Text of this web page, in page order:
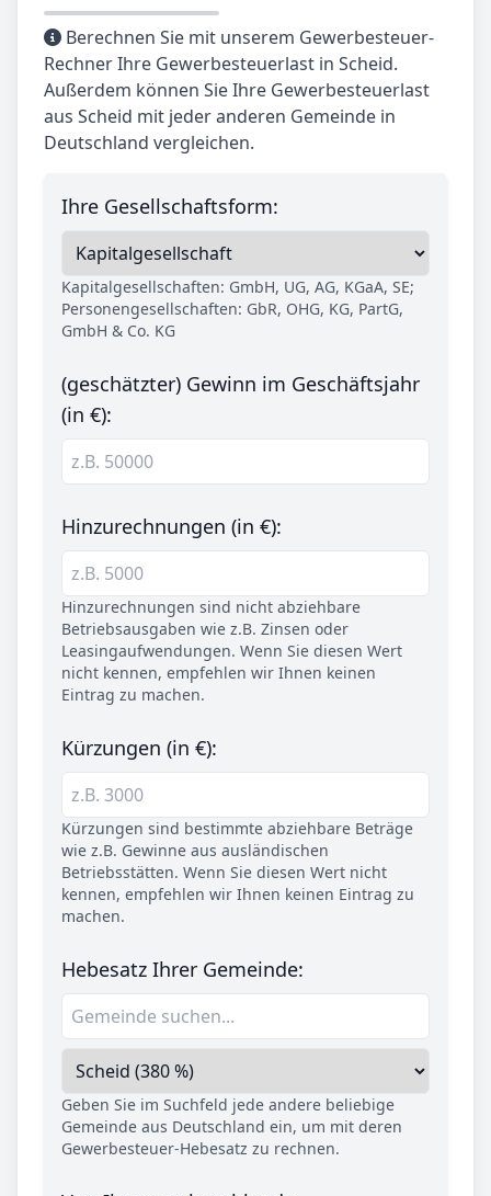
Berechnen Sie mit unserem Gewerbesteuer-
Rechner Ihre Gewerbesteuerlast in Scheid.
Außerdem können Sie Ihre Gewerbesteuerlast
aus Scheid mit jeder anderen Gemeinde in
Deutschland vergleichen.
Ihre Gesellschaftsform:
Kapitalgesellschaften: GmbH, UG, AG, KGaA, SE;
Personengesellschaften: GbR, OHG, KG, PartG,
GmbH & Co. KG
(geschätzter) Gewinn im Geschäftsjahr
(in €):
Hinzurechnungen (in €):
Hinzurechnungen sind nicht abziehbare
Betriebsausgaben wie z.B. Zinsen oder
Leasingaufwendungen. Wenn Sie diesen Wert
nicht kennen, empfehlen wir Ihnen keinen
Eintrag zu machen.
Kürzungen (in €):
Kürzungen sind bestimmte abziehbare Beträge
wie z.B. Gewinne aus ausländischen
Betriebsstätten. Wenn Sie diesen Wert nicht
kennen, empfehlen wir Ihnen keinen Eintrag zu
machen.
Hebesatz Ihrer Gemeinde:
Geben Sie im Suchfeld jede andere beliebige
Gemeinde aus Deutschland ein, um mit deren
Gewerbesteuer-Hebesatz zu rechnen.